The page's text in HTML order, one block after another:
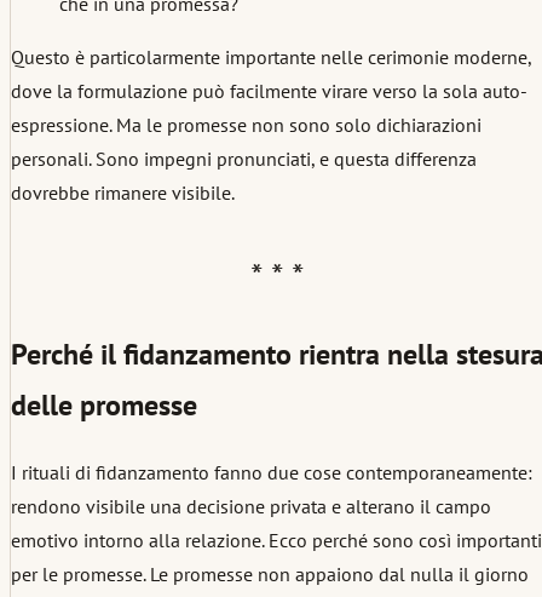
Questo è particolarmente importante nelle cerimonie moderne,
dove la formulazione può facilmente virare verso la sola auto-
espressione. Ma le promesse non sono solo dichiarazioni
personali. Sono impegni pronunciati, e questa differenza
dovrebbe rimanere visibile.
Perché il fidanzamento rientra nella
delle promesse
I rituali di fidanzamento fanno due cose contemporaneamente:
rendono visibile una decisione privata e alterano il campo
emotivo intorno alla relazione. Ecco perché sono così importanti
per le promesse. Le promesse non appaiono dal nulla il giorno